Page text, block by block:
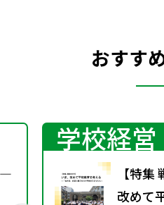
おすす
―
学校経営
【特集
改めて